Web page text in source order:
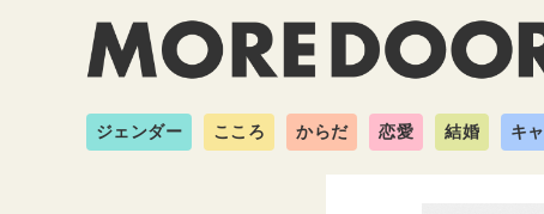
ジェンダー こころ からだ 恋愛 結婚 キ